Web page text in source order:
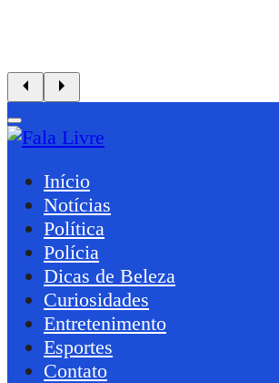
Início
Notícias
Política
Polícia
Dicas de Beleza
Curiosidades
Entretenimento
Esportes
Contato